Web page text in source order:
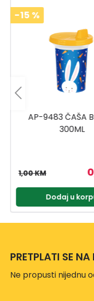
-15 %
VANGLA SA
5,99 KM
Dodaj u
PRETPLATI SE
Ne propusti nijednu